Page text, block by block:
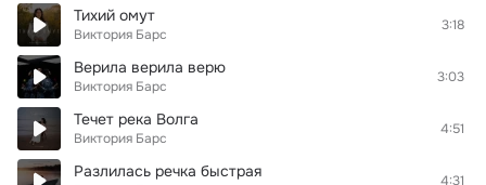
Тихий омут
Виктория Барс
3:18
Верила верила верю
Виктория Барс
3:03
Течет река Волга
Виктория Барс
4:51
Разлилась речка быстрая 4:31